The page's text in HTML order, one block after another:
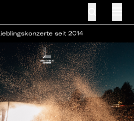
seit 2014